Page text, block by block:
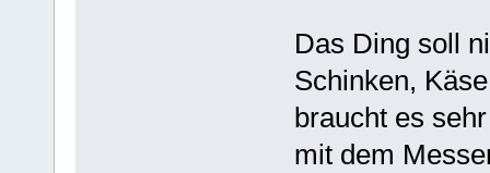
Das Ding soll
Schinken,
braucht es
mit dem